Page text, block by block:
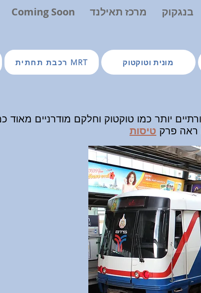
Coming Soon מרכז תאילנד בנגקוק
רכבת תחתית MRT מונית וטוקטוק
יותר כמו טוקטוק וחלקם מודרניים מאוד
ראה פרק טיסות